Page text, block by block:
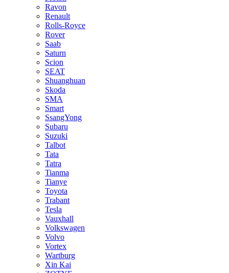
Ravon
Renault
Rolls-Royce
Rover
Saab
Saturn
Scion
SEAT
Shuanghuan
Skoda
SMA
Smart
SsangYong
Subaru
Suzuki
Talbot
Tata
Tatra
Tianma
Tianye
Toyota
Trabant
Tesla
Vauxhall
Volkswagen
Volvo
Vortex
Wartburg
Xin Kai